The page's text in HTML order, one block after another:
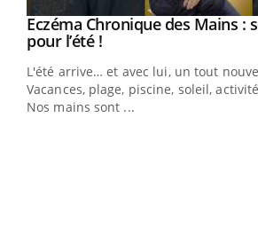
Youtube
Eczéma Chronique des Mains :
pour l’été !Youtube
L'été arrive… et avec lui, un tout
Vacances, plage, piscine, soleil,
Nos mains sont ...